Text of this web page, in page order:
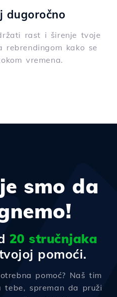
dugoročno
rast i širenje tvoje
rebrendingom kako se
vremena.
smo da
20 stručnjaka
pomoći.
pomoć? Naš tim
tebe, spreman da pruži